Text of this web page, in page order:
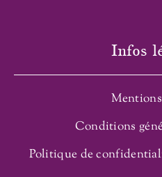
Infos
Conditions
Politique de